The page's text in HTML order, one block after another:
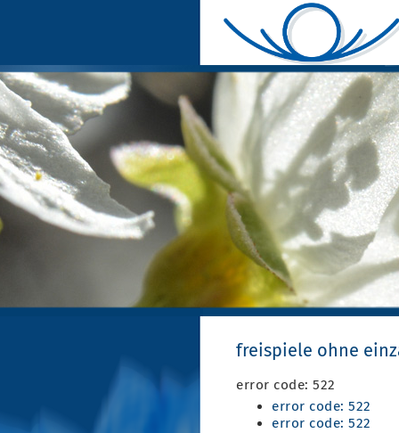
freispiele ohne
error code: 522
error code: 522
error code: 522